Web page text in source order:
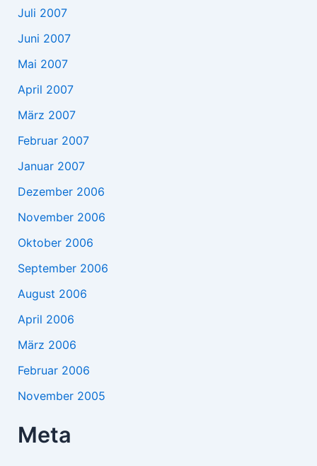
Juli 2007
Juni 2007
Mai 2007
April 2007
März 2007
Februar 2007
Januar 2007
Dezember 2006
November 2006
Oktober 2006
September 2006
August 2006
April 2006
März 2006
Februar 2006
November 2005
Meta